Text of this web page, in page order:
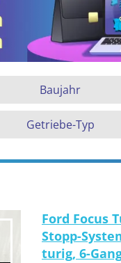
Baujahr
Getriebe-Typ
Ford Focus
Stopp-
turig, 6-